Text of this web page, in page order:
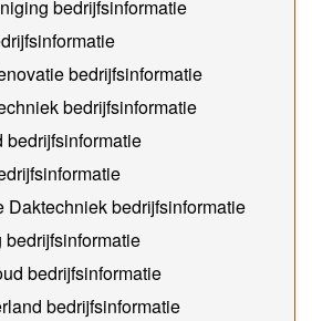
bedrijfsinformatie
bedrijfsinformatie
bedrijfsinformatie
bedrijfsinformatie
Daktechniek bedrijfsinformatie
bedrijfsinformatie
bedrijfsinformatie